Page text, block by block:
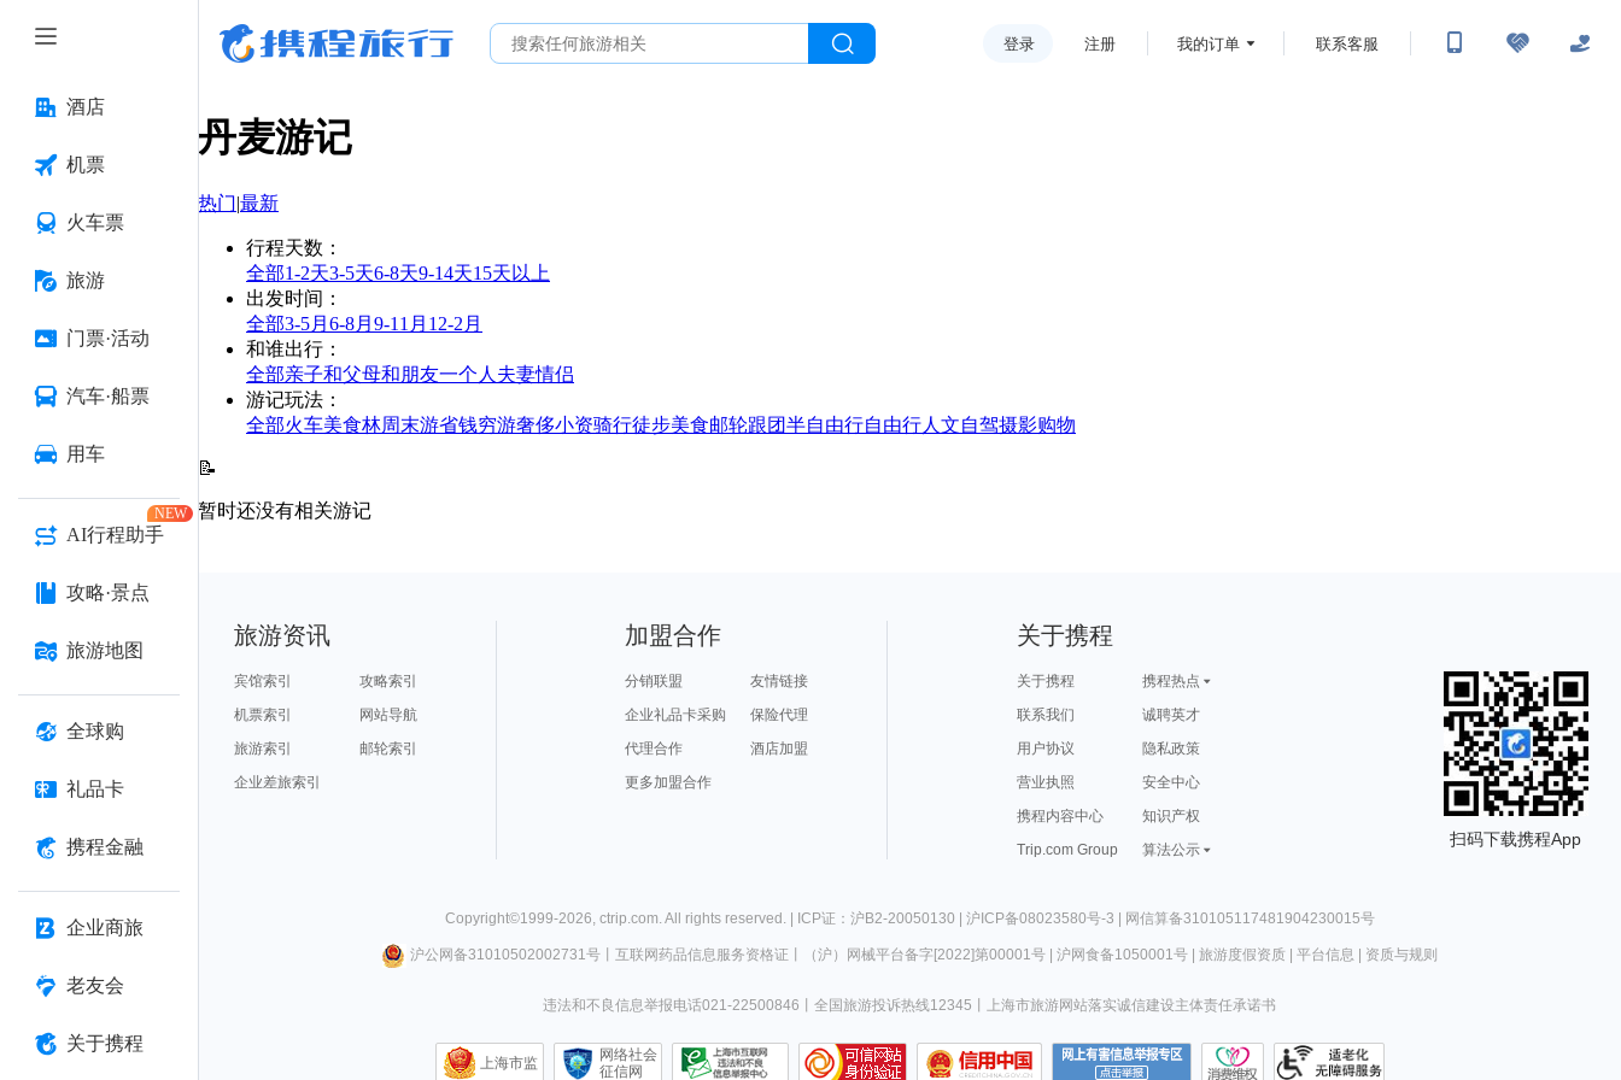
酒店
机票
火车票
旅游
门票·活动
汽车·船票
用车
AI行程助手
NEW
攻略·景点
旅游地图
全球购
礼品卡
携程金融
企业商旅
老友会
关于携程
登录 注册 我的订单 联系客服
丹麦游记
热门|最新
行程天数 ：
全部1-2天3-5天6-8天9-14天15天以上
出发时间 ：
全部3-5月 6-8月 9-11月 12-2月
和谁出行 ：
全部亲子和父母和朋友一个人 夫妻情侣
游记玩法 ：
全部火车美食林周末游省钱穷游奢侈小资骑行徒步美食邮轮跟团半自由行自由行人文自驾摄影购物
📝
暂时还没有相关游记
旅游资讯
宾馆索引
攻略索引
机票索引
网站导航
旅游索引
邮轮索引
企业差旅索引
加盟合作
分销联盟
友情链接
企业礼品卡采购
保险代理
代理合作
酒店加盟
更多加盟合作
关于携程
关于携程
携程热点
联系我们
诚聘英才
用户协议
隐私政策
营业执照
安全中心
携程内容中心
知识产权
Trip.com Group
算法公示
扫码下载携程App
Copyright©1999-2026, ctrip.com. All rights reserved. | ICP证：沪B2-20050130 | 沪ICP备08023580号-3 | 网信算备310105117481904230015号
沪公网备31010502002731号丨 互联网药品信息服务资格证 （沪）网械平台备字[2022]第00001号| 沪网食备1050001号| 旅游度假资质| 平台信息 资质与规则
违法和不良信息举报电话021-22500846 全国旅游投诉热线12345 上海市旅游网站落实诚信建设主体责任承诺书
上海市监
网络社会
征信网